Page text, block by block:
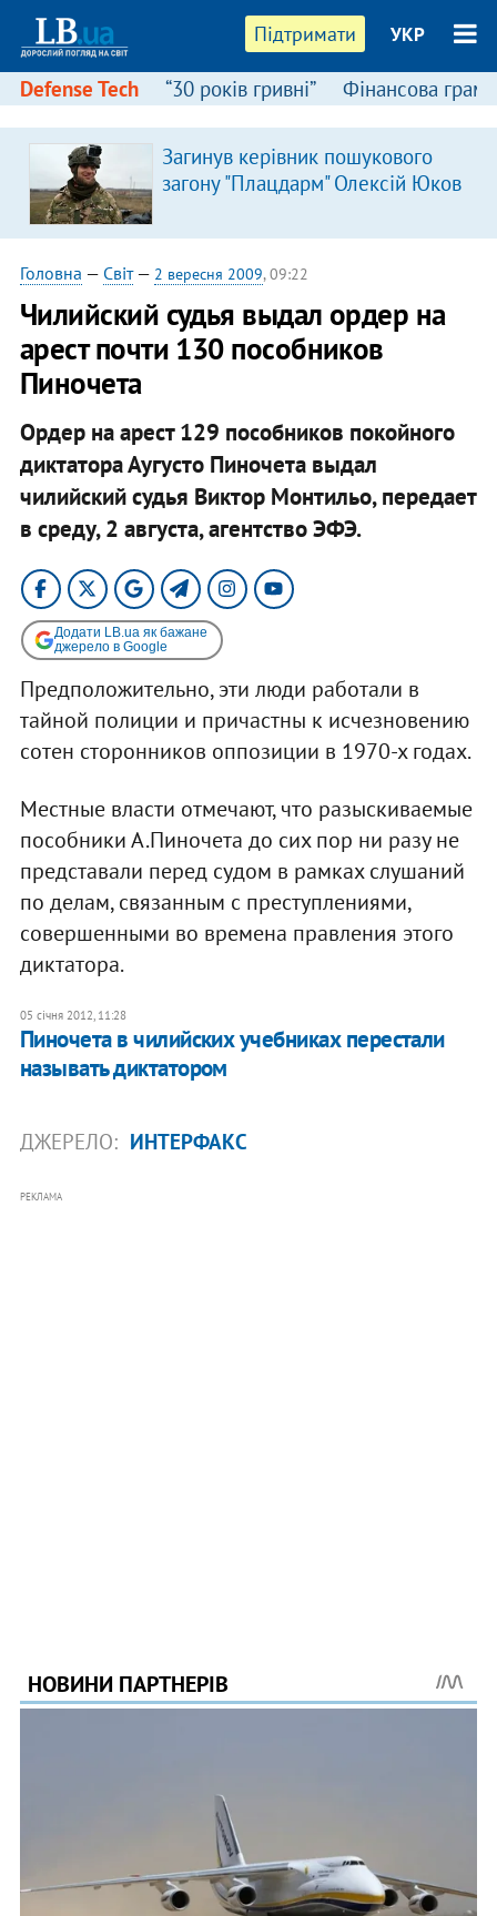
Підтримати УКР
Defense Tech “30 років гривні” Фінансова
Загинув керівник пошукового
загону "Плацдарм" Олексій Юков
Головна — Світ— 2 вересня 2009, 09:22
Чилийский судья выдал ордер на
арест почти 130 пособников
Пиночета
Ордер на арест 129 пособников покойного
диктатора Аугусто Пиночета выдал
чилийский судья Виктор Монтильо, передает
в среду, 2 августа, агентство ЭФЭ.
Додати LB.ua як бажане
джерело в Google
Предположительно, эти люди работали в
тайной полиции и причастны к исчезновению
сотен сторонников оппозиции в 1970-х годах.
Местные власти отмечают, что разыскиваемые
пособники А.Пиночета до сих пор ни разу не
представали перед судом в рамках слушаний
по делам, связанным с преступлениями,
совершенными во времена правления этого
диктатора.
05 січня 2012, 11:28
Пиночета в чилийских учебниках перестали
называть диктатором
ДЖЕРЕЛО: ИНТЕРФАКС
РЕКЛАМА